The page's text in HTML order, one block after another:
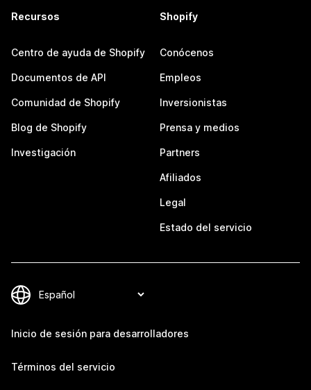
Recursos
Centro de ayuda de Shopify
Documentos de API
Comunidad de Shopify
Blog de Shopify
Investigación
Shopify
Conócenos
Empleos
Inversionistas
Prensa y medios
Partners
Afiliados
Legal
Estado del servicio
Inicio de sesión para desarrolladores
Términos del servicio